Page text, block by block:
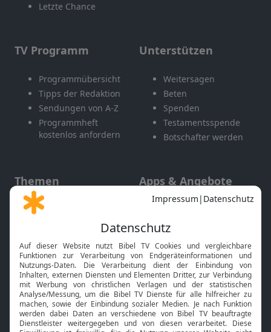
Letzte Chance
TV Programm
Programmübersicht
Tipps der Redaktion
Sendungen von A-Z
Programmheft
kostenlos anfordern
Unterstützen
Weitersagen
Beten
Spenden
Testamentsspende
Botschafter werden
Themen
Gott und Bibel erklärt
Neuigkeiten
Apps & Angebote
Mobile App
Smart TV
HbbTV
Bibelthek Online-Bibel
Nächster Gottesdienst